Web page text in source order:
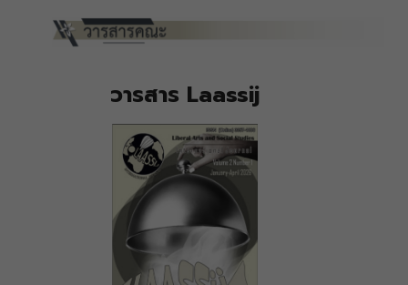
วารสาร Laassij